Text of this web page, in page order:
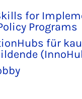
for
Programs
für